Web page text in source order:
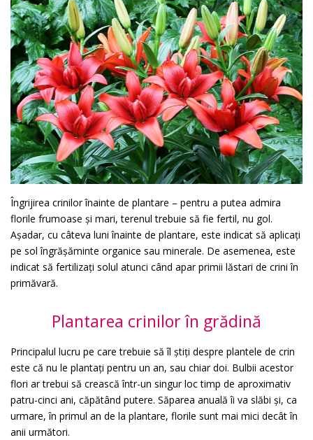
Îngrijirea crinilor înainte de plantare – pentru a putea admira
florile frumoase și mari, terenul trebuie să fie fertil, nu gol.
Așadar, cu câteva luni înainte de plantare, este indicat să aplicați
pe sol îngrășăminte organice sau minerale. De asemenea, este
indicat să fertilizați solul atunci când apar primii lăstari de crini în
primăvară.
Plantarea crinilor în grădină
Principalul lucru pe care trebuie să îl știți despre plantele de crin
este că nu le plantați pentru un an, sau chiar doi. Bulbii acestor
flori ar trebui să crească într-un singur loc timp de aproximativ
patru-cinci ani, căpătând putere. Săparea anuală îi va slăbi și, ca
urmare, în primul an de la plantare, florile sunt mai mici decât în
anii următori.